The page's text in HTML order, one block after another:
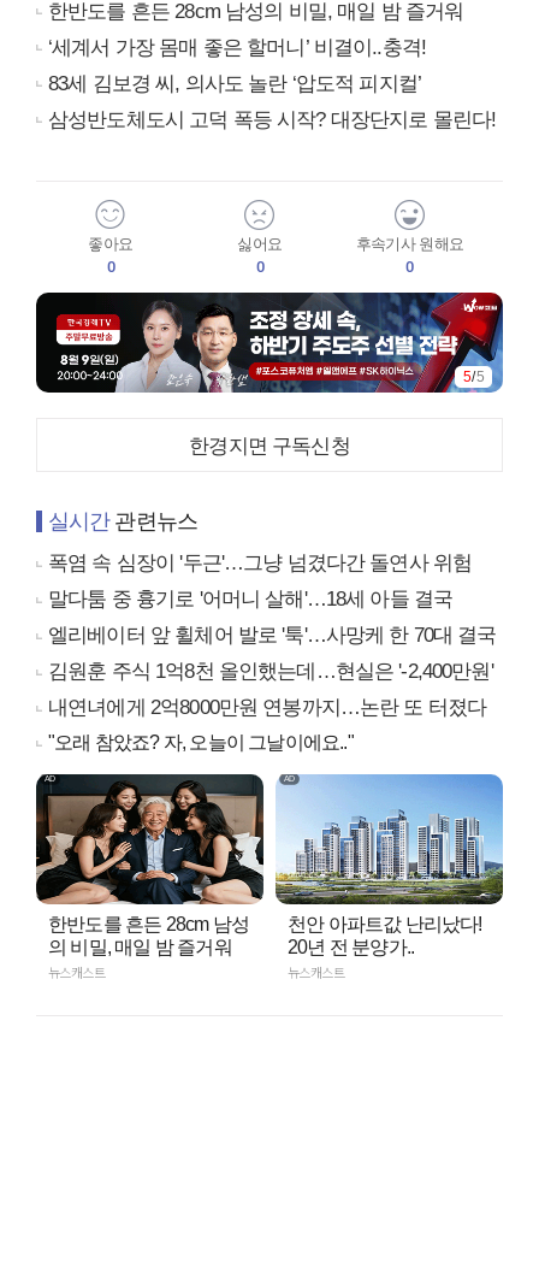
한반도를 흔든 28cm 남성의 비밀, 매일 밤 즐거워
‘세계서 가장 몸매 좋은 할머니’ 비결이..충격!
83세 김보경 씨, 의사도 놀란 ‘압도적 피지컬’
삼성반도체도시 고덕 폭등 시작? 대장단지로 몰린다!
좋아요
0
싫어요
0
후속기사 원해요
0
5/5
한경지면 구독신청
실시간관련뉴스
폭염 속 심장이 '두근'…그냥 넘겼다간 돌연사 위험
말다툼 중 흉기로 '어머니 살해'…18세 아들 결국
엘리베이터 앞 휠체어 발로 '툭'…사망케 한 70대 결국
김원훈 주식 1억8천 올인했는데…현실은 '-2,400만원'
내연녀에게 2억8000만원 연봉까지…논란 또 터졌다
"오래 참았죠? 자, 오늘이 그날이에요.."
한반도를 흔든 28cm 남성
의 비밀, 매일 밤 즐거워
뉴스캐스트
천안 아파트값 난리났다!
20년 전 분양가..
뉴스캐스트